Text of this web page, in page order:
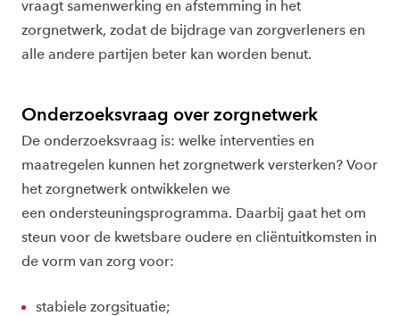
vraagt samenwerking en afstemming in het
zorgnetwerk, zodat de bijdrage van zorgverleners en
alle andere partijen beter kan worden benut.
Onderzoeksvraag over zorgnetwerk
De onderzoeksvraag is: welke interventies en
maatregelen kunnen het zorgnetwerk versterken? Voor
het zorgnetwerk ontwikkelen we
een ondersteuningsprogramma. Daarbij gaat het om
steun voor de kwetsbare oudere en cliëntuitkomsten in
de vorm van zorg voor:
stabiele zorgsituatie;